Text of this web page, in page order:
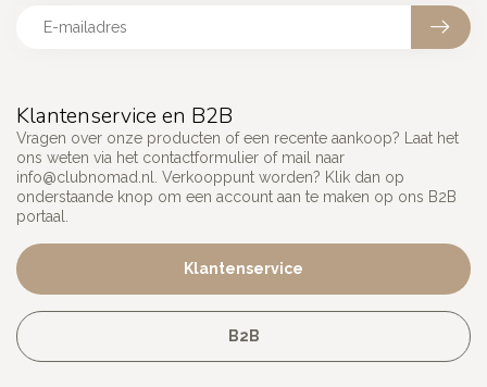
Klantenservice en B2B
Vragen over onze producten of een recente aankoop? Laat het
ons weten via het contactformulier of mail naar
info@clubnomad.nl . Verkooppunt worden? Klik dan op
onderstaande knop om een account aan te maken op ons B2B
portaal.
Klantenservice
B2B